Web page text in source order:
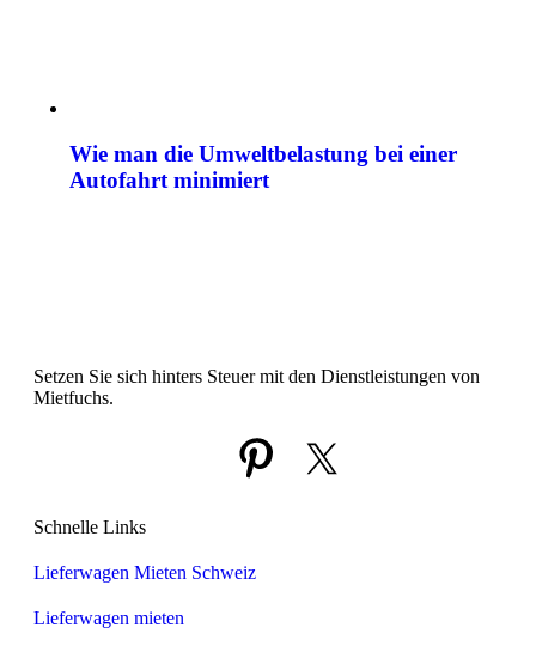
Wie man die Umweltbelastung bei einer
Autofahrt minimiert
Setzen Sie sich hinters Steuer mit den Dienstleistungen von
Mietfuchs.
Schnelle Links
Lieferwagen Mieten Schweiz
Lieferwagen mieten